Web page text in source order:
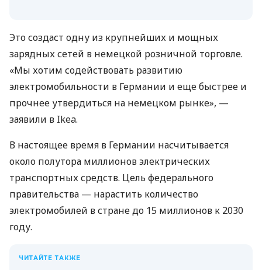
Это создаст одну из крупнейших и мощных
зарядных сетей в немецкой розничной торговле.
«Мы хотим содействовать развитию
электромобильности в Германии и еще быстрее и
прочнее утвердиться на немецком рынке», —
заявили в Ikea.
В настоящее время в Германии насчитывается
около полутора миллионов электрических
транспортных средств. Цель федерального
правительства — нарастить количество
электромобилей в стране до 15 миллионов к 2030
году.
ЧИТАЙТЕ ТАКЖЕ